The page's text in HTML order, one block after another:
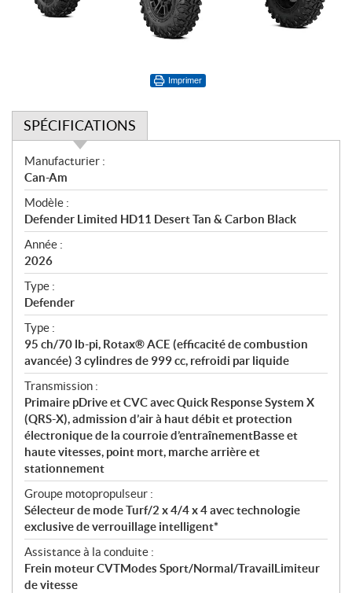
Imprimer
SPÉCIFICATIONS
S
p
é
c
i
f
i
c
a
t
i
o
n
s
Manufacturier :
Can-Am
Modèle :
Defender Limited HD11 Desert Tan & Carbon Black
Année :
2026
Type :
Defender
Type :
95 ch/70 lb-pi, Rotax® ACE (efficacité de combustion
avancée) 3 cylindres de 999 cc, refroidi par liquide
Transmission :
Primaire pDrive et CVC avec Quick Response System X
(QRS-X), admission d’air à haut débit et protection
électronique de la courroie d’entraînementBasse et
haute vitesses, point mort, marche arrière et
stationnement
Groupe motopropulseur :
Sélecteur de mode Turf/2 x 4/4 x 4 avec technologie
exclusive de verrouillage intelligent*
Assistance à la conduite :
Frein moteur CVTModes Sport/Normal/TravailLimiteur
de vitesse